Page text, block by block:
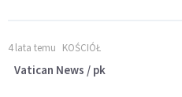
4 lata temu KOŚCIÓŁ
Vatican News / pk